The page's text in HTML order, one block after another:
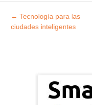
Explorar
entradas
← Tecnología para las
ciudades inteligentes